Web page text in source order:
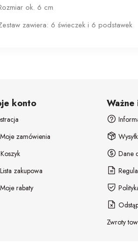
ok. 6 cm
zawiera: 6 świeczek i 6 podstawek
konto
Moje zamówienia
Koszyk
Lista zakupowa
Moje rabaty
Dane
Zwroty